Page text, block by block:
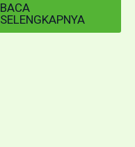
BACA
SELENGKAPNYA